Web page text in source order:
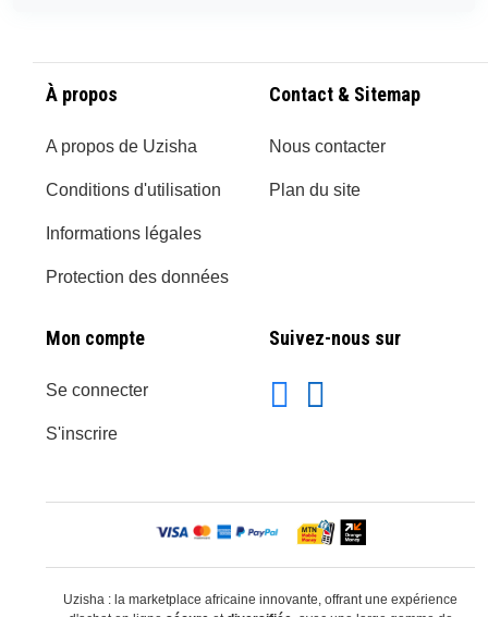
À propos
A propos de Uzisha
Conditions d'utilisation
Informations légales
Protection des données
Contact & Sitemap
Nous contacter
Plan du site
Mon compte
Se connecter
S'inscrire
Suivez-nous sur
Uzisha : la marketplace africaine innovante, offrant une expérience